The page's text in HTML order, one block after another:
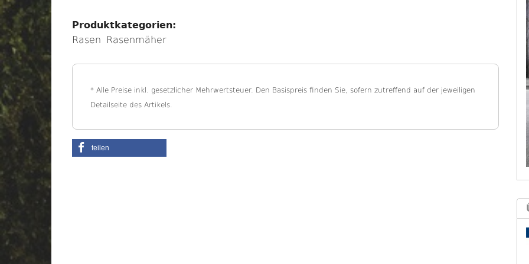
Produktkategorien:
Rasen
Rasenmäher
* Alle Preise inkl. gesetzlicher Mehrwertsteuer. Den Basispreis finden Sie, sofern zutreffend auf der jeweiligen
Detailseite des Artikels.
teilen